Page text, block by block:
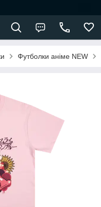
Футболки аніме NEW